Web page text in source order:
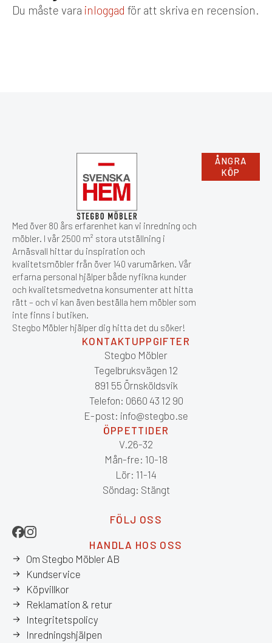
Du måste vara inloggad för att skriva en recension.
Med över 80 års erfarenhet kan vi inredning och
möbler. I vår 2500 m² stora utställning i
Arnäsvall hittar du inspiration och
kvalitetsmöbler från över 140 varumärken. Vår
erfarna personal hjälper både nyfikna kunder
och kvalitetsmedvetna konsumenter att hitta
rätt – och vi kan även beställa hem möbler som
inte finns i butiken.
Stegbo Möbler hjälper dig hitta det du söker!
ÅNGRA
KÖP
KONTAKTUPPGIFTER
Stegbo Möbler
Tegelbruksvägen 12
891 55 Örnsköldsvik
Telefon: 0660 43 12 90
E-post: info@stegbo.se
ÖPPETTIDER
V.26-32
Mån-fre: 10-18
Lör: 11-14
Söndag: Stängt
FÖLJ OSS
HANDLA HOS OSS
Om Stegbo Möbler AB
Kundservice
Köpvillkor
Reklamation & retur
Integritetspolicy
Inredningshjälpen